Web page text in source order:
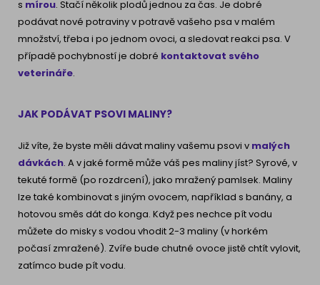
s mírou. Stačí několik plodů jednou za čas. Je dobré
podávat nové potraviny v potravě vašeho psa v malém
množství, třeba i po jednom ovoci, a sledovat reakci psa. V
případě pochybností je dobré kontaktovat svého
veterináře.
JAK PODÁVAT PSOVI MALINY?
Již víte, že byste měli dávat maliny vašemu psovi v malých
dávkách. A v jaké formě může váš pes maliny jíst? Syrové, v
tekuté formě (po rozdrcení), jako mražený pamlsek. Maliny
lze také kombinovat s jiným ovocem, například s banány, a
hotovou směs dát do konga. Když pes nechce pít vodu
můžete do misky s vodou vhodit 2-3 maliny (v horkém
počasí zmražené). Zvíře bude chutné ovoce jistě chtít vylovit,
zatímco bude pít vodu.